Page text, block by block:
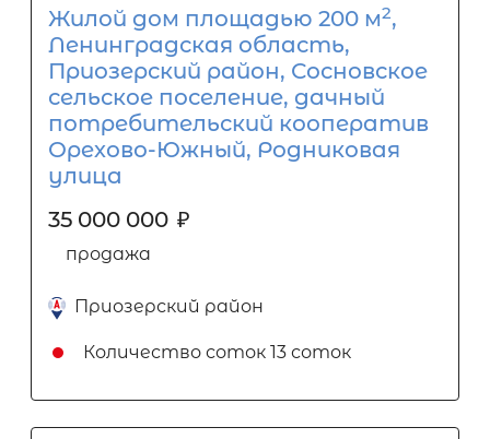
Жилой дом площадью 200 м2,
Ленинградская область,
Приозерский район, Сосновское
сельское поселение, дачный
потребительский кооператив
Орехово-Южный, Родниковая
улица
35 000 000 ₽
продажа
Приозерский район
Количество соток 13 соток